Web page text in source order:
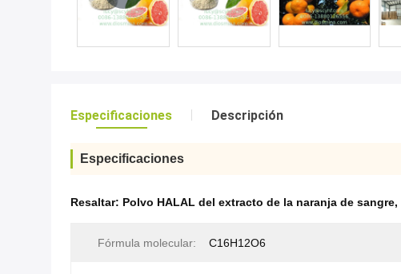
Especificaciones Descripción
Especificaciones
Resaltar: Polvo HALAL del extracto de la naranja de sangre,
Fórmula molecular: C16H12O6